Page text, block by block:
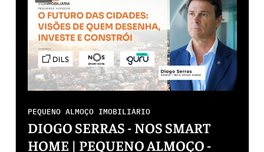
PEQUENO ALMOÇO IMOBILIÁRIO
DIOGO SERRAS - NOS SMART
HOME | PEQUENO ALMOÇO -